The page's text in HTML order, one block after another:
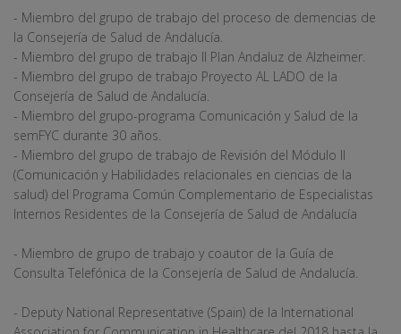
- Miembro del grupo de trabajo del proceso de demencias de
la Consejería de Salud de Andalucía.
- Miembro del grupo de trabajo II Plan Andaluz de Alzheimer.
- Miembro del grupo de trabajo Proyecto AL LADO de la
Consejería de Salud de Andalucía.
- Miembro del grupo-programa Comunicación y Salud de la
semFYC durante 30 años.
- Miembro del grupo de trabajo de Revisión del Módulo II
(Comunicación y Habilidades relacionales en ciencias de la
salud) del Programa Común Complementario de Especialistas
Internos Residentes de la Consejería de Salud de Andalucía
- Miembro de grupo de trabajo y coautor de la Guía de
Consulta Telefónica de la Consejería de Salud de Andalucía.
- Deputy National Representative (Spain) de la International